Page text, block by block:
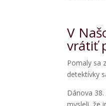
V
vrátiť
Pomaly sa
detektívky
Dánova